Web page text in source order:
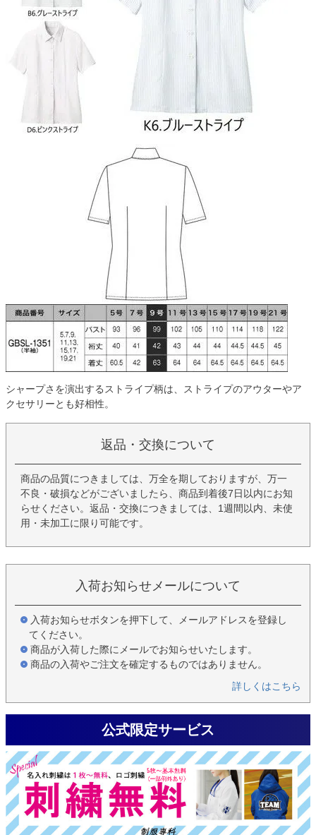
シャープさを演出するストライプ柄は、ストライプのアウターやア
クセサリーとも好相性。
返品・交換について
商品の品質につきましては、万全を期しておりますが、万一
不良・破損などがございましたら、商品到着後7日以内にお知
らせください。返品・交換につきましては、1週間以内、未使
用・未加工に限り可能です。
入荷お知らせメールについて
入荷お知らせボタンを押下して、メールアドレスを登録し
てください。
商品が入荷した際にメールでお知らせいたします。
商品の入荷やご注文を確定するものではありません。
詳しくはこちら
公式限定サービス